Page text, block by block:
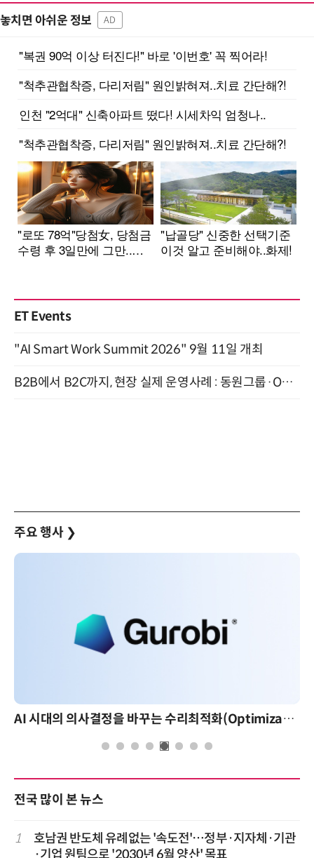
놓치면 아쉬운 정보 AD
ET Events
"AI Smart Work Summit 2026" 9월 11일 개최
B2B에서 B2C까지, 현장 실제 운영사례 : 동원그룹·OCI·다이닝브랜즈그룹·당근 (8/27)
주요 행사 ❯
AI 시대의 의사결정을 바꾸는 수리최적화(Optimization): 실제 산업 적용 사례와 활용 전략
전국 많이 본 뉴스
1
호남권 반도체 유례없는 '속도전'…정부·지자체·기관
·기업 원팀으로 '2030년 6월 양산' 목표